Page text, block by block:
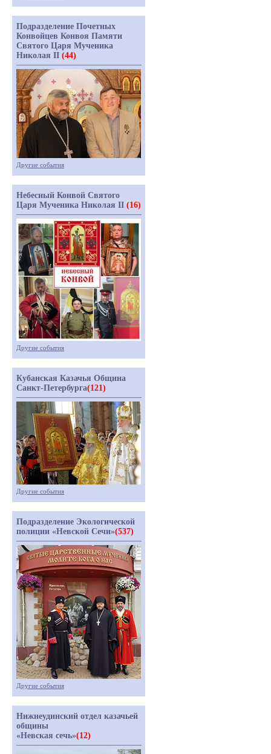
Подразделение Почетных
Конвойцев Конвоя Памяти
Святого Царя Мученика
Николая II (44)
Другие события
Небесный Конвой Святого
Царя Мученика Николая II (16)
Другие события
Кубанская Казачья Община
Санкт-Петербурга(121)
Другие события
Подразделение Экологической
полиции «Невской Сечи»(537)
Другие события
Нижнеудинский отдел казачьей
общины
«Невская сечь»(12)